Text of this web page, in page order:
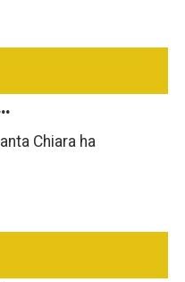
Chiara ha